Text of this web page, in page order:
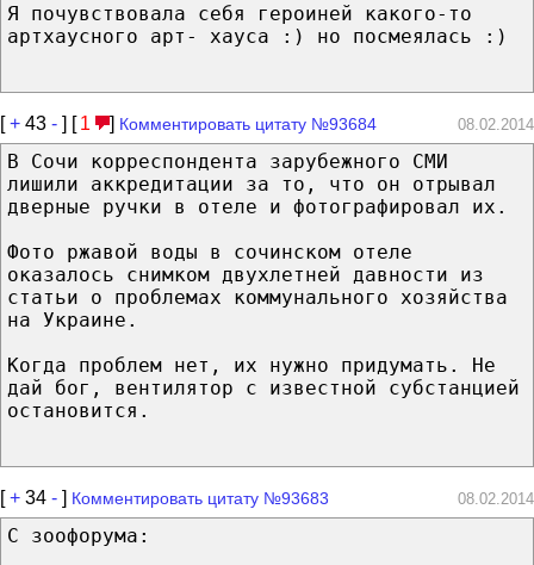
Я почувствовала себя героиней какого-то
артхаусного арт- хауса :) но посмеялась :)
[+ 43 - ] [ 1 ] Комментировать цитату №93684 08.02.2014
В Сочи корреспондента зарубежного СМИ
лишили аккредитации за то, что он отрывал
дверные ручки в отеле и фотографировал их.
Фото ржавой воды в сочинском отеле
оказалось снимком двухлетней давности из
статьи о проблемах коммунального хозяйства
на Украине.
Когда проблем нет, их нужно придумать. Не
дай бог, вентилятор с известной субстанцией
остановится.
[+ 34 - ] Комментировать цитату №93683 08.02.2014
С зоофорума: